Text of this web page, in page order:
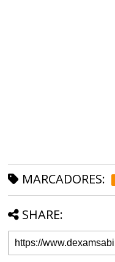
MARCADORES:
SHARE: